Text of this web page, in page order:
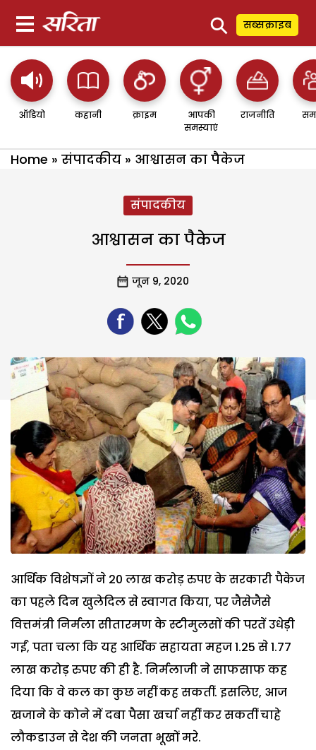
⚲ सब्सक्राइब
ऑडियो कहानी क्राइम
आपकी
समस्याएं
राजनीति
Home » संपादकीय » आश्वासन का पैकेज
संपादकीय
आश्वासन का पैकेज
जून 9, 2020
आर्थिक विशेषज्ञों ने 20 लाख करोड़ रुपए के सरकारी पैकेज
का पहले दिन खुलेदिल से स्वागत किया, पर जैसेजैसे
वित्तमंत्री निर्मला सीतारमण के स्टीमुलसों की परतें उधेड़ी
गईं, पता चला कि यह आर्थिक सहायता महज 1.25 से 1.77
लाख करोड़ रुपए की ही है. निर्मलाजी ने साफसाफ कह
दिया कि वे कल का कुछ नहीं कह सकतीं. इसलिए, आज
खजाने के कोने में दबा पैसा खर्चा नहीं कर सकतीं चाहे
लौकडाउन से देश की जनता भूखों मरे.